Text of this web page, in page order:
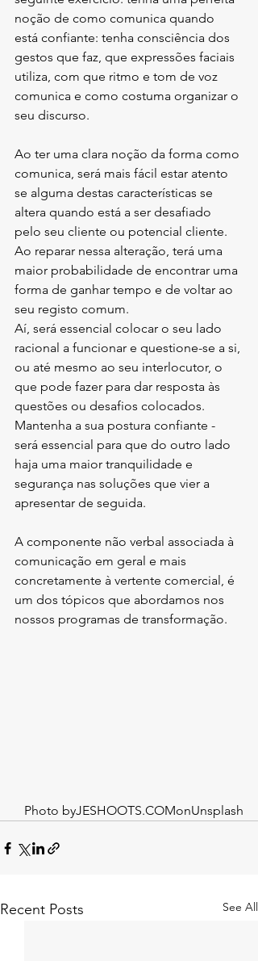
noção de como comunica quando
está confiante: tenha consciência dos
gestos que faz, que expressões faciais
utiliza, com que ritmo e tom de voz
comunica e como costuma organizar o
seu discurso.
Ao ter uma clara noção da forma como
comunica, será mais fácil estar atento
se alguma destas características se
altera quando está a ser desafiado
pelo seu cliente ou potencial cliente.
Ao reparar nessa alteração, terá uma
maior probabilidade de encontrar uma
forma de ganhar tempo e de voltar ao
seu registo comum.
Aí, será essencial colocar o seu lado
racional a funcionar e questione-se a si,
ou até mesmo ao seu interlocutor, o
que pode fazer para dar resposta às
questões ou desafios colocados.
Mantenha a sua postura confiante -
será essencial para que do outro lado
haja uma maior tranquilidade e
segurança nas soluções que vier a
apresentar de seguida.
A componente não verbal associada à
comunicação em geral e mais
concretamente à vertente comercial, é
um dos tópicos que abordamos nos
nossos programas de transformação.
Photo byJESHOOTS.COMonUnsplash
Recent Posts See All